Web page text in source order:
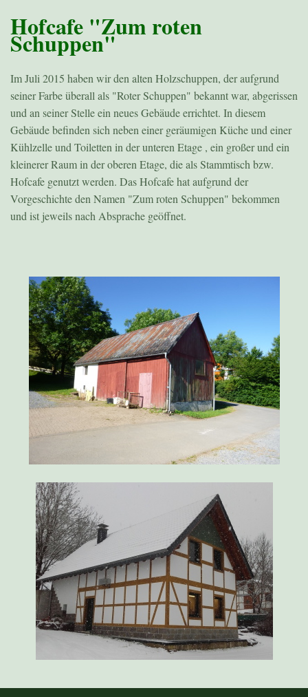
Hofcafe "Zum roten
Schuppen"
Im Juli 2015 haben wir den alten Holzschuppen, der aufgrund
seiner Farbe überall als "Roter Schuppen" bekannt war, abgerissen
und an seiner Stelle ein neues Gebäude errichtet. In diesem
Gebäude befinden sich neben einer geräumigen Küche und einer
Kühlzelle und Toiletten in der unteren Etage , ein großer und ein
kleinerer Raum in der oberen Etage, die als Stammtisch bzw.
Hofcafe genutzt werden. Das Hofcafe hat aufgrund der
Vorgeschichte den Namen "Zum roten Schuppen" bekommen
und ist jeweils nach Absprache geöffnet.